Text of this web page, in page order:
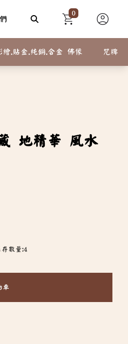
0
繪.貼金.純銅.合金 佛像 咒牌
地精華 風水
存數量:4
車